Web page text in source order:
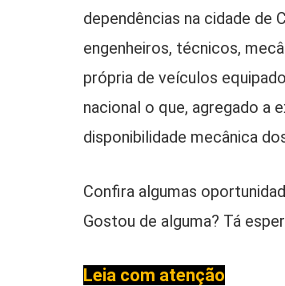
dependências na cidade de
engenheiros, técnicos,
própria de veículos
nacional o que, agregado a
disponibilidade mecânica
Confira algumas
Gostou de alguma? Tá
Leia com atenção